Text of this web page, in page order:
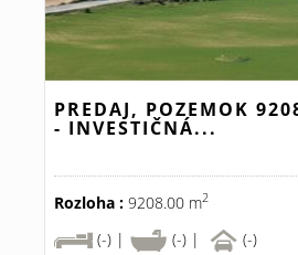
PREDAJ, POZEMOK
- INVESTIČNÁ...
Rozloha : 9208.00 m2
(-) |
(-) | (-)